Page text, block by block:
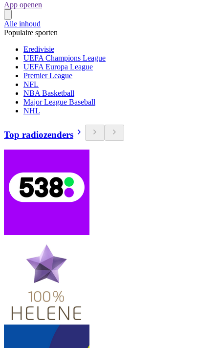
App openen
Alle inhoud
Populaire sporten
Eredivisie
UEFA Champions League
UEFA Europa League
Premier League
NFL
NBA Basketball
Major League Baseball
NHL
Top radiozenders